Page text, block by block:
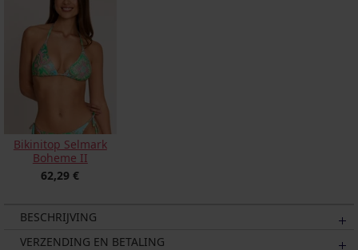
Bikinitop Selmark
Boheme II
62,29 €
BESCHRIJVING
VERZENDING EN BETALING